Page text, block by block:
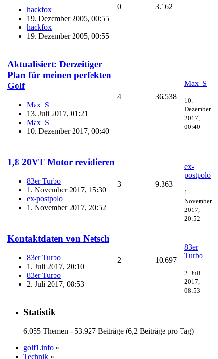
hackfox
19. Dezember 2005, 00:55
hackfox
19. Dezember 2005, 00:55
0 3.162
Aktualisiert: Derzeitiger
Plan für meinen perfekten
Golf
Max_S
13. Juli 2017, 01:21
Max_S
10. Dezember 2017, 00:40
4 36.538
Max_S
10.
Dezember
2017,
00:40
1,8 20VT Motor revidieren
83er Turbo
1. November 2017, 15:30
ex-postpolo
1. November 2017, 20:52
3 9.363
ex-
postpolo
1.
November
2017,
20:52
Kontaktdaten von Netsch
83er Turbo
1. Juli 2017, 20:10
83er Turbo
2. Juli 2017, 08:53
2 10.697
83er
Turbo
2. Juli
2017,
08:53
Statistik
6.055 Themen - 53.927 Beiträge (6,2 Beiträge pro Tag)
golf1.info »
Technik »